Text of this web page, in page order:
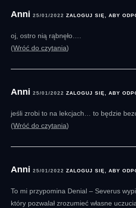
Anni 25/01/2022 ZALOGUJ SIĘ, ABY
oj, ostro nią rąbnęło….
Wróć do czytania
Anni 25/01/2022 ZALOGUJ SIĘ, ABY
jeśli zrobi to na lekcjach… to będzie
Wróć do czytania
Anni 25/01/2022 ZALOGUJ SIĘ, ABY
To mi przypomina Denial – Severus
który pozwalał zrozumieć własne